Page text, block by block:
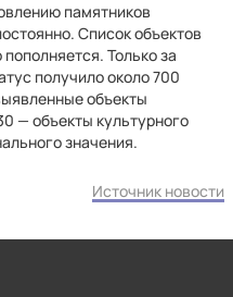
памятников
Список объектов
Только за
получило около 700
объекты
— объекты культурного
значения.
Источник новости